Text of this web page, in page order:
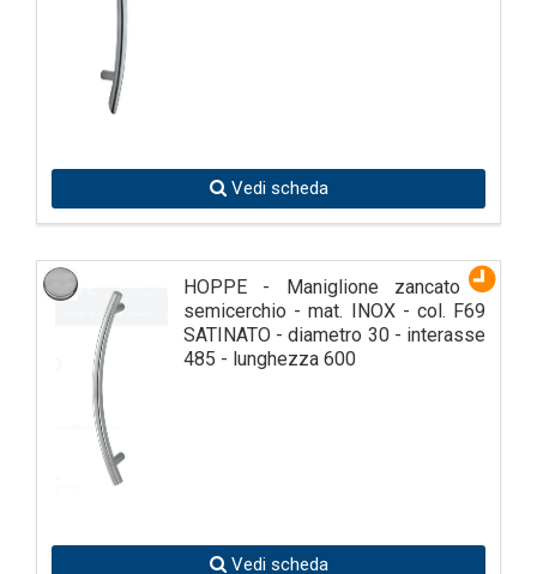
Vedi scheda
HOPPE - Maniglione zancato a
semicerchio - mat. INOX - col. F69
SATINATO - diametro 30 - interasse
485 - lunghezza 600
Vedi scheda